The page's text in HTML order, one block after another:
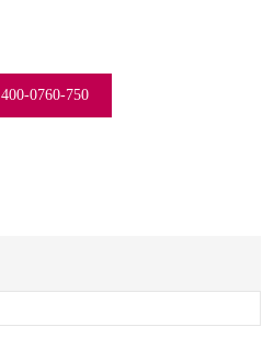
400-0760-750